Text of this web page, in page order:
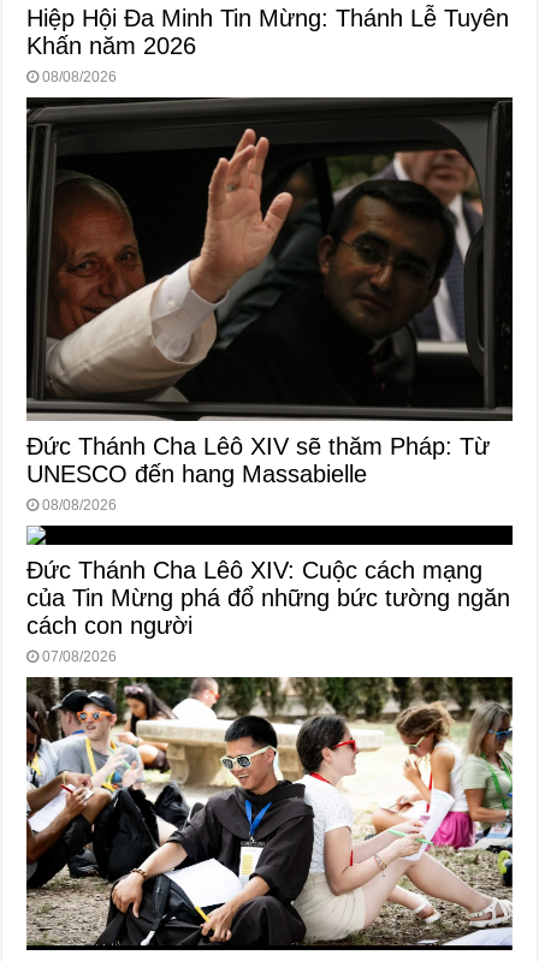
Hiệp Hội Đa Minh Tin Mừng: Thánh Lễ Tuyên
Khấn năm 2026
08/08/2026
Đức Thánh Cha Lêô XIV sẽ thăm Pháp: Từ
UNESCO đến hang Massabielle
08/08/2026
Đức Thánh Cha Lêô XIV: Cuộc cách mạng
của Tin Mừng phá đổ những bức tường ngăn
cách con người
07/08/2026